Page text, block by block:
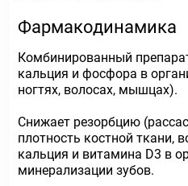
Фармакодинамика
Комбинированный
кальция и фосфора в
ногтях, волосах, мышцах).
Снижает резорбцию
плотность костной ткани,
кальция и витамина D3 в
минерализации зубов.